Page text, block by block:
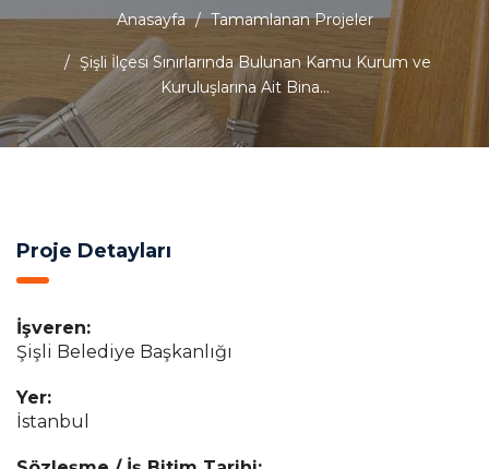
Anasayfa Tamamlanan Projeler
Şişli İlçesi Sınırlarında Bulunan Kamu Kurum ve
Kuruluşlarına Ait Bina…
Proje Detayları
İşveren:
Şişli Belediye Başkanlığı
Yer:
İstanbul